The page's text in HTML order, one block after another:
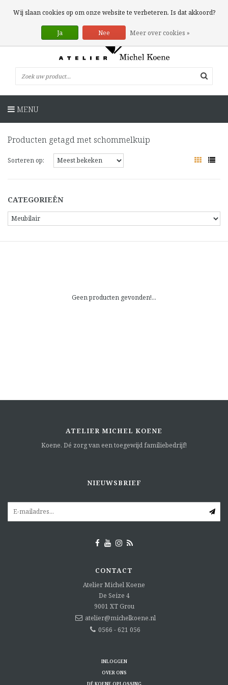
0 Artikelen
MENU
Producten getagd met schommelkuip
Sorteren op:
CATEGORIEËN
Geen producten gevonden!...
ATELIER MICHEL KOENE
Koene. Dé zorg van een toegewijd familiebedrijf!
NIEUWSBRIEF
CONTACT
Atelier Michel Koene
De Seize 4
9001 XT Grou
atelier@michelkoene.nl
0566 - 621 056
INLOGGEN
OVER ONS
DÉ KOENE OPLOSSING
Wij slaan cookies op om onze website te verbeteren. Is dat akkoord?
Ja Nee Meer over cookies »